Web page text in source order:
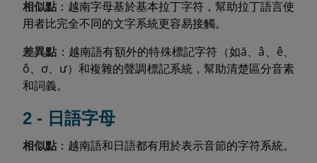
相似點 ：越南字母基於基本拉丁字符，幫助拉丁語言使
用者比完全不同的文字系統更容易接觸。
差異點 ：越南語有額外的特殊標記字符（如ă、â、ê、
ô、ơ、ư）和複雜的聲調標記系統，幫助清楚區分音素
和詞義。
2 - 日語字母
相似點 ：越南語和日語都有用於表示音節的字符系統。